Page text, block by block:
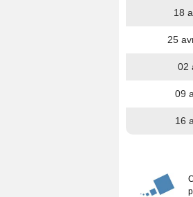
18
25
02
09
16